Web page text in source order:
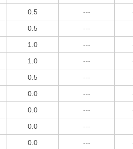
0.5 ---
0.5 ---
1.0 ---
1.0 ---
0.5 ---
0.0 ---
0.0 ---
0.0 ---
0.0 ---